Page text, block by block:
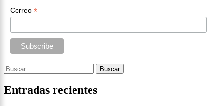
Correo *
Buscar:
Entradas recientes